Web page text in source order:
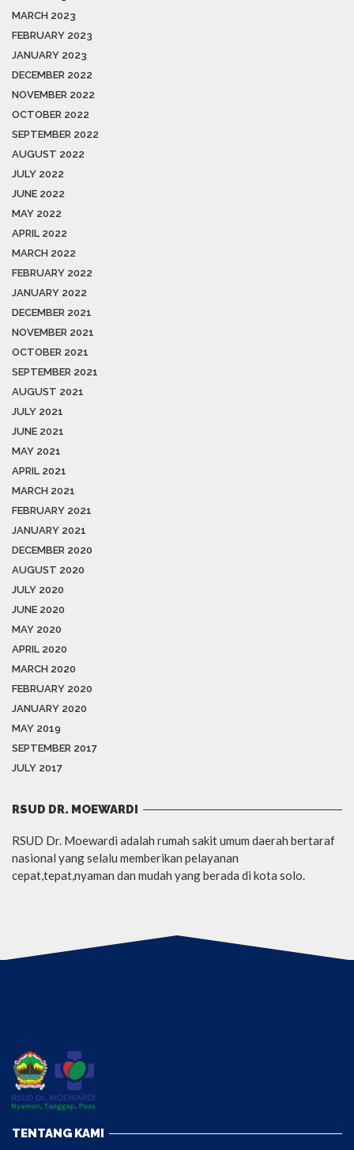
MARCH 2023
FEBRUARY 2023
JANUARY 2023
DECEMBER 2022
NOVEMBER 2022
OCTOBER 2022
SEPTEMBER 2022
AUGUST 2022
JULY 2022
JUNE 2022
MAY 2022
APRIL 2022
MARCH 2022
FEBRUARY 2022
JANUARY 2022
DECEMBER 2021
NOVEMBER 2021
OCTOBER 2021
SEPTEMBER 2021
AUGUST 2021
JULY 2021
JUNE 2021
MAY 2021
APRIL 2021
MARCH 2021
FEBRUARY 2021
JANUARY 2021
DECEMBER 2020
AUGUST 2020
JULY 2020
JUNE 2020
MAY 2020
APRIL 2020
MARCH 2020
FEBRUARY 2020
JANUARY 2020
MAY 2019
SEPTEMBER 2017
JULY 2017
RSUD DR. MOEWARDI
RSUD Dr. Moewardi adalah rumah sakit umum daerah bertaraf
nasional yang selalu memberikan pelayanan
cepat,tepat,nyaman dan mudah yang berada di kota solo.
TENTANG KAMI